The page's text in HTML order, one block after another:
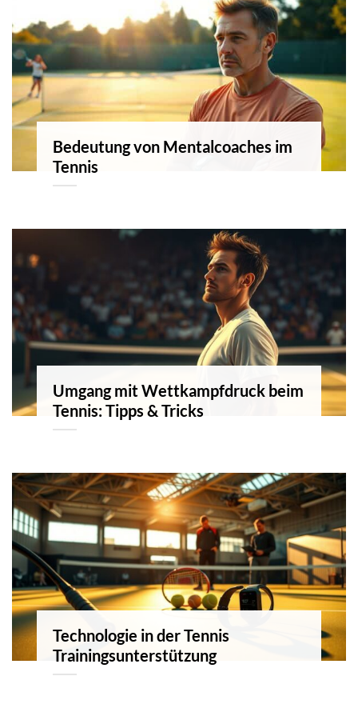
Bedeutung von Mentalcoaches im
Tennis
Umgang mit Wettkampfdruck beim
Tennis: Tipps & Tricks
Technologie in der Tennis
Trainingsunterstützung